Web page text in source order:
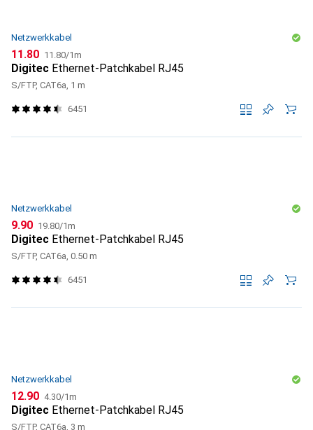
Netzwerkkabel
CHF
11.80 CHF
11.80/1m
Digitec Ethernet-Patchkabel RJ45
S/FTP, CAT6a, 1 m
6451
Netzwerkkabel
CHF
9.90 CHF
19.80/1m
Digitec Ethernet-Patchkabel RJ45
S/FTP, CAT6a, 0.50 m
6451
Netzwerkkabel
CHF
12.90 CHF
4.30/1m
Digitec Ethernet-Patchkabel RJ45
S/FTP, CAT6a, 3 m